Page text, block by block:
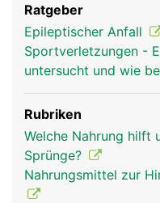
kopf Links Mann
Ratgeber
Epileptischer Anfall
Sportverletzungen -
untersucht und wie
Rubriken
Welche Nahrung hilft
Sprünge?
Nahrungsmittel zur